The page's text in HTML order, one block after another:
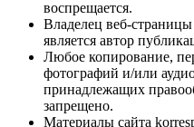
воспрещается.
Владелец веб-
является автор
Любое копирование,
фотографий и/или
принадлежащих
запрещено.
Материалы сайта